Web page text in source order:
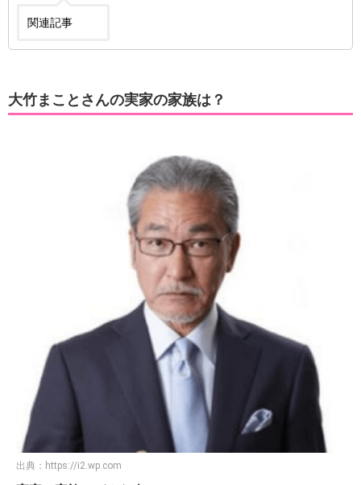
関連記事
大竹まことさんの実家の家族は？
出典： https://i2.wp.com